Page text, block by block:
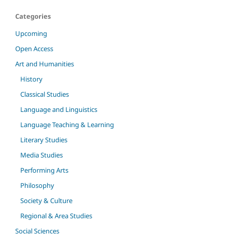
Categories
Upcoming
Open Access
Art and Humanities
History
Classical Studies
Language and Linguistics
Language Teaching & Learning
Literary Studies
Media Studies
Performing Arts
Philosophy
Society & Culture
Regional & Area Studies
Social Sciences